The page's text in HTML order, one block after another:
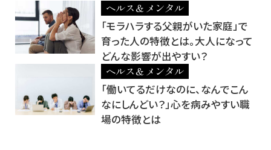
ヘルス＆メンタル
「モラハラする父親がいた家庭」で
育った人の特徴とは。大人になって
どんな影響が出やすい？
ヘルス＆メンタル
「働いてるだけなのに、なんでこん
なにしんどい？」心を病みやすい職
場の特徴とは